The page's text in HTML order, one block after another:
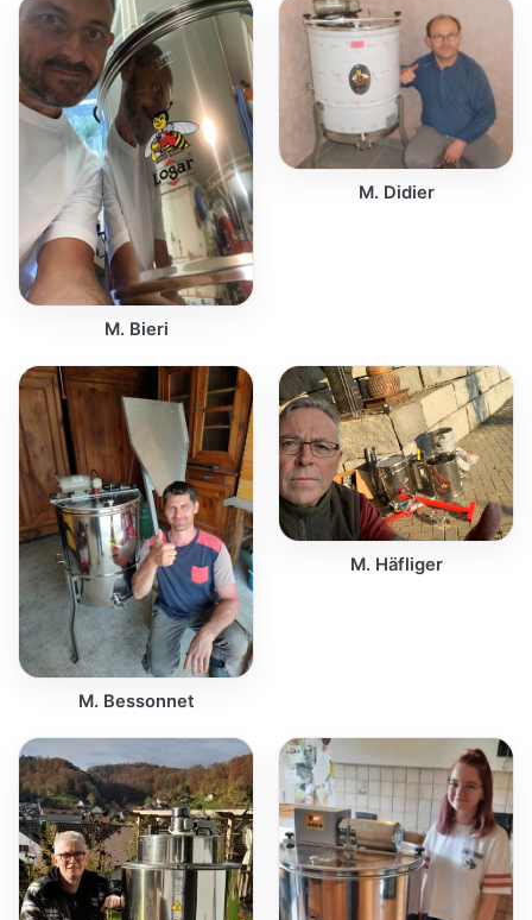
M. Bieri
M. Didier
M. Bessonnet
M. Häfliger